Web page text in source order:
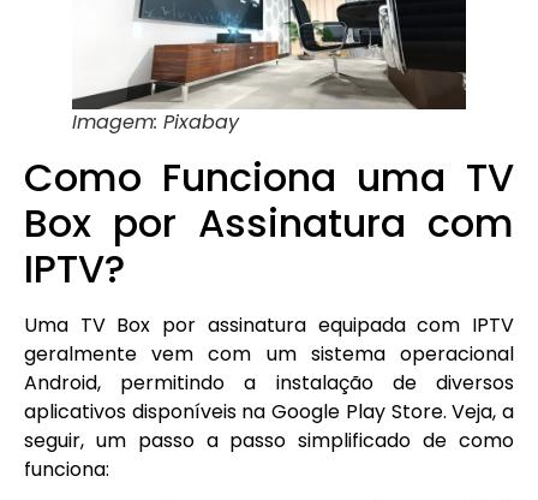
Imagem: Pixabay
Como Funciona uma TV
Box por Assinatura com
IPTV?
Uma TV Box por assinatura equipada com IPTV
geralmente vem com um sistema operacional
Android, permitindo a instalação de diversos
aplicativos disponíveis na Google Play Store. Veja, a
seguir, um passo a passo simplificado de como
funciona: